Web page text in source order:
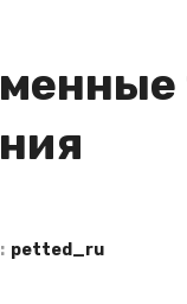
petted_ru